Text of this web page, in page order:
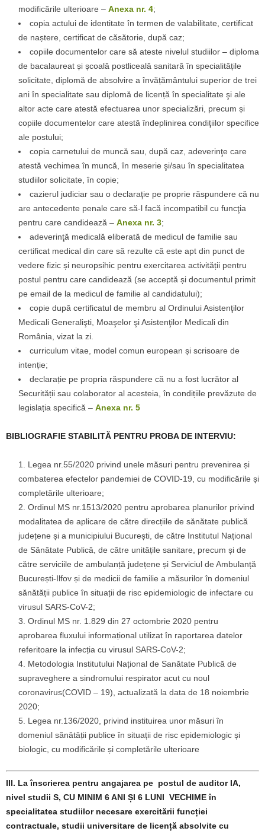
modificările ulterioare – Anexa nr. 4;
copia actului de identitate în termen de valabilitate, certificat
de naștere, certificat de căsătorie, după caz;
copiile documentelor care să ateste nivelul studiilor – diploma
de bacalaureat și școală postliceală sanitară în specialitățile
solicitate, diplomă de absolvire a învățământului superior de trei
ani în specialitate sau diplomă de licență în specialitate şi ale
altor acte care atestă efectuarea unor specializări, precum și
copiile documentelor care atestă îndeplinirea condiţiilor specifice
ale postului;
copia carnetului de muncă sau, după caz, adeverinţe care
atestă vechimea în muncă, în meserie şi/sau în specialitatea
studiilor solicitate, în copie;
cazierul judiciar sau o declaraţie pe proprie răspundere că nu
are antecedente penale care să-l facă incompatibil cu funcţia
pentru care candidează – Anexa nr. 3;
adeverinţă medicală eliberată de medicul de familie sau
certificat medical din care să rezulte că este apt din punct de
vedere fizic și neuropsihic pentru exercitarea activității pentru
postul pentru care candidează (se acceptă și documentul primit
pe email de la medicul de familie al candidatului);
copie după certificatul de membru al Ordinului Asistenţilor
Medicali Generalişti, Moaşelor şi Asistenţilor Medicali din
România, vizat la zi.
curriculum vitae, model comun european și scrisoare de
intenție;
declarație pe propria răspundere că nu a fost lucrător al
Securității sau colaborator al acesteia, în condițiile prevăzute de
legislația specifică – Anexa nr. 5
BIBLIOGRAFIE STABILITĂ PENTRU PROBA DE INTERVIU:
Legea nr.55/2020 privind unele măsuri pentru prevenirea și
combaterea efectelor pandemiei de COVID-19, cu modificările și
completările ulterioare;
Ordinul MS nr.1513/2020 pentru aprobarea planurilor privind
modalitatea de aplicare de către direcțiile de sănătate publică
județene și a municipiului București, de către Institutul Național
de Sănătate Publică, de către unitățile sanitare, precum și de
către serviciile de ambulanță județene și Serviciul de Ambulanță
București-Ilfov și de medicii de familie a măsurilor în domeniul
sănătății publice în situații de risc epidemiologic de infectare cu
virusul SARS-CoV-2;
Ordinul MS nr. 1.829 din 27 octombrie 2020 pentru
aprobarea fluxului informațional utilizat în raportarea datelor
referitoare la infecția cu virusul SARS-CoV-2;
Metodologia Institutului Național de Sanătate Publică de
supraveghere a sindromului respirator acut cu noul
coronavirus(COVID – 19), actualizată la data de 18 noiembrie
2020;
Legea nr.136/2020, privind instituirea unor măsuri în
domeniul sănătății publice în situații de risc epidemiologic și
biologic, cu modificările și completările ulterioare
III. La înscrierea pentru angajarea pe postul de auditor IA,
nivel studii S, CU MINIM 6 ANI ȘI 6 LUNI VECHIMEîn
specialitatea studiilor necesare exercitării funcției
contractuale, studii universitare de licență absolvite cu